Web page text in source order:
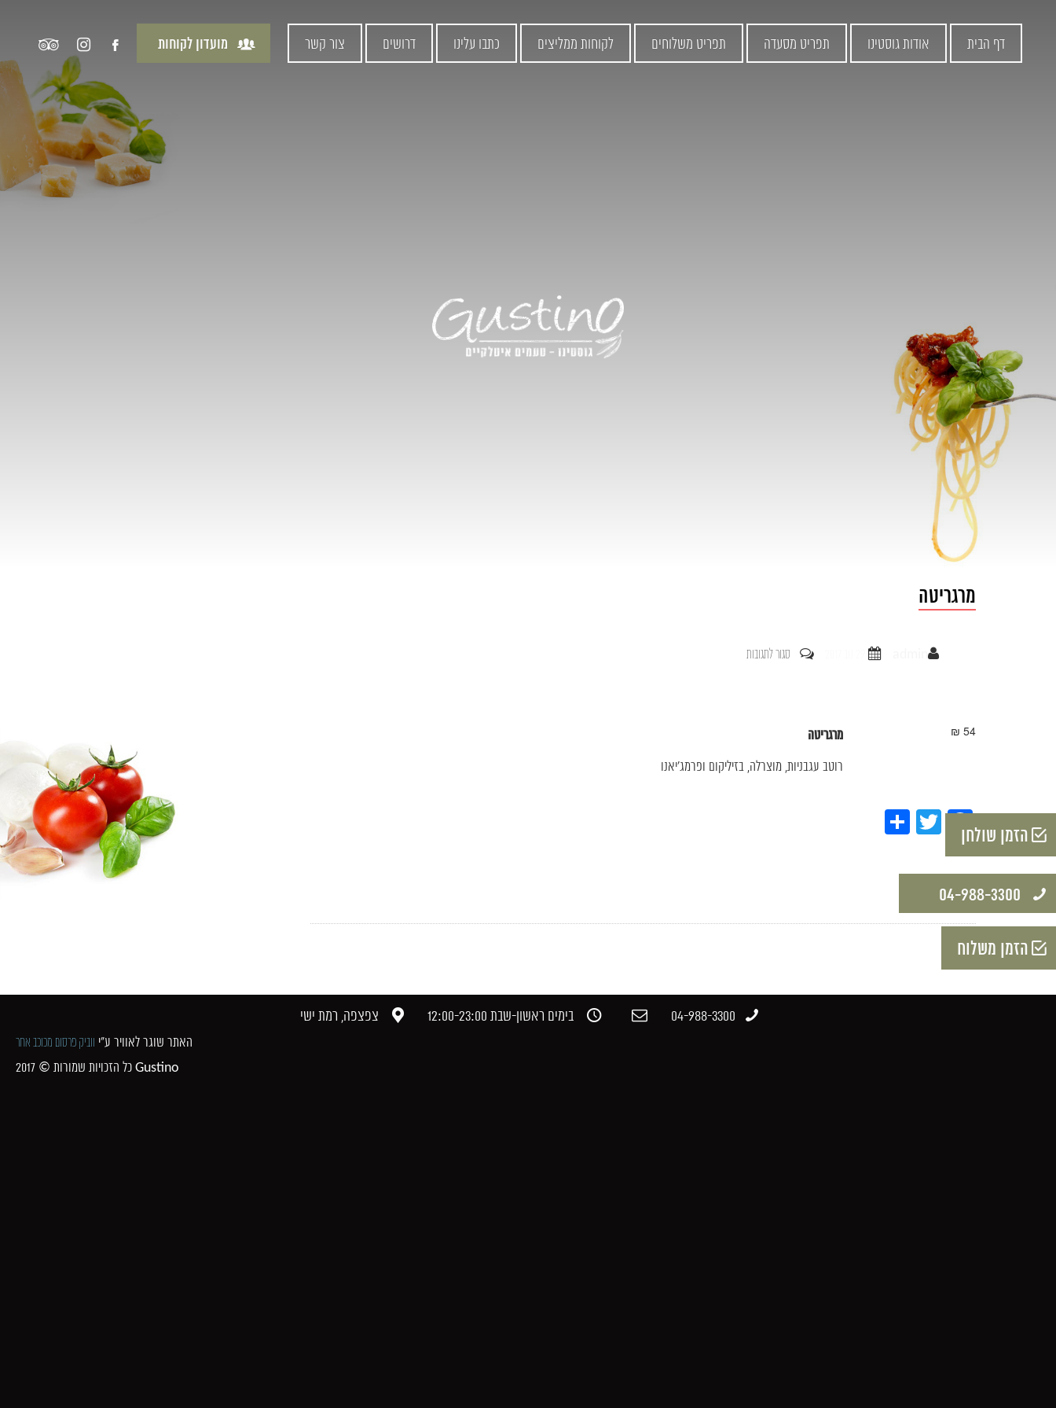
דף הבית אודות גוסטינו תפריט מסעדה תפריט משלוחים לקוחות ממליצים כתבו עלינו דרושים צור קשר מועדון לקוחות
מרגריטה
סגור לתגובותעל
מרגריטה 54 ₪
רוטב עגבניות, מוצרלה, בזיליקום ופרמג'יאנו
Facebook
Twitter
הזמן שולחן
04-988-3300​
הזמן משלוח
04-988-3300​ בימים ראשון-שבת 12:00-23:00​ צפצפה, רמת ישי​
האתר שוגר לאוויר ע"י ווביק פרסום מכוכב אחר
כל הזכויות שמורות © 2017 Gustino